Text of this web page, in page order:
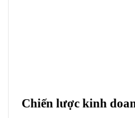
Chiến lược kinh